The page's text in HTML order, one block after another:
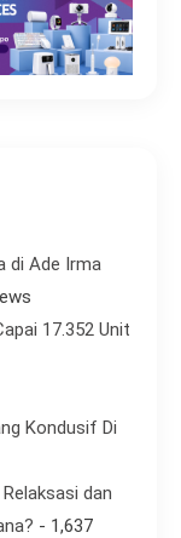
di Ade Irma
17.352 Unit
Kondusif Di
dan
- 1,637